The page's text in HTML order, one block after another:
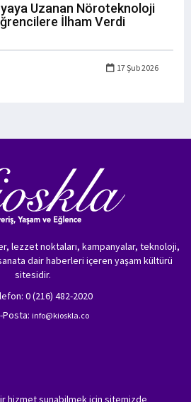
Uzanan Nöroteknoloji
İlham Verdi
17 Şub 2026
hizmet sunabilmek için sitemizde
lezzet noktaları, kampanyalar, teknoloji,
dair haberleri içeren yaşam kültürü
sitesidir.
0 (216) 482-2020
Posta: info@kioskla.co